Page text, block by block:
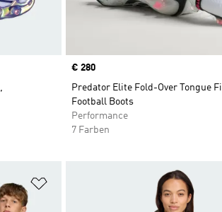
Price
€ 280
Predator Elite Fold-Over Tongue
Football Boots
Performance
7 Farben
Zur Wunschliste hinzufügen